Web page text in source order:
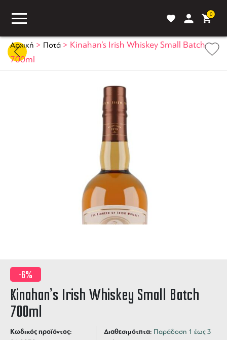
0
ΣΥΓΚΡΙΣΗ
Αρχική > Ποτά > Kinahan’s Irish Whiskey Small Batch
700ml
-6%
Kinahan’s Irish Whiskey Small Batch
700ml
Κωδικός προϊόντος: Διαθεσιμότητα: Παράδοση 1 έως 3